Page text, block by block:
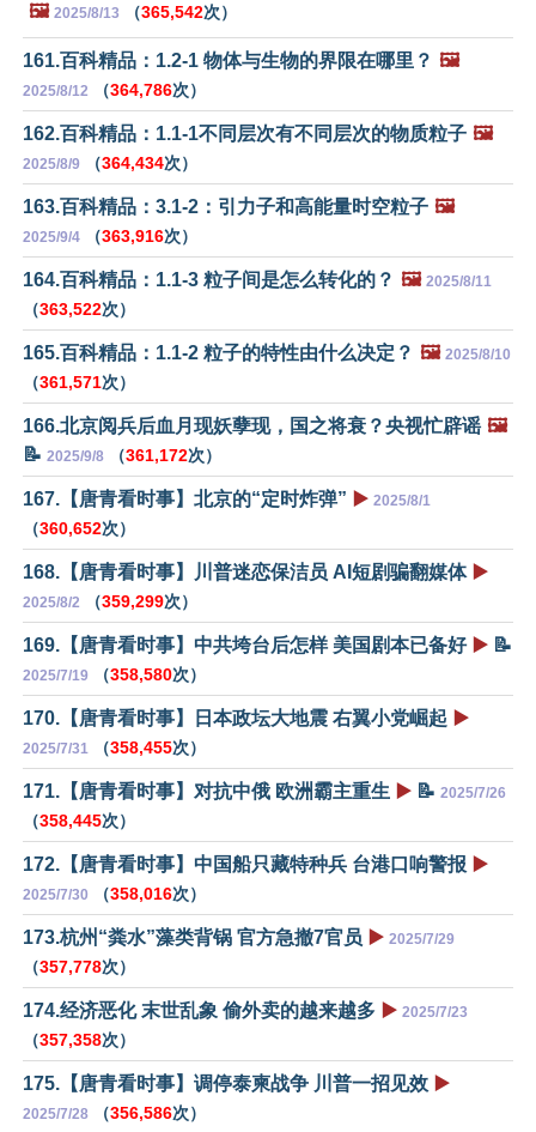
🖼️ 2025/8/13 （365,542次）
161.百科精品：1.2-1 物体与生物的界限在哪里？ 🖼️
2025/8/12 （364,786次）
162.百科精品：1.1-1不同层次有不同层次的物质粒子 🖼️
2025/8/9 （364,434次）
163.百科精品：3.1-2：引力子和高能量时空粒子 🖼️
2025/9/4 （363,916次）
164.百科精品：1.1-3 粒子间是怎么转化的？ 🖼️ 2025/8/11
（363,522次）
165.百科精品：1.1-2 粒子的特性由什么决定？ 🖼️ 2025/8/10
（361,571次）
166.北京阅兵后血月现妖孽现，国之将衰？央视忙辟谣 🖼️
📝 2025/9/8 （361,172次）
167.【唐青看时事】北京的“定时炸弹” ▶️ 2025/8/1
（360,652次）
168.【唐青看时事】川普迷恋保洁员 AI短剧骗翻媒体 ▶️
2025/8/2 （359,299次）
169.【唐青看时事】中共垮台后怎样 美国剧本已备好 ▶️ 📝
2025/7/19 （358,580次）
170.【唐青看时事】日本政坛大地震 右翼小党崛起 ▶️
2025/7/31 （358,455次）
171.【唐青看时事】对抗中俄 欧洲霸主重生 ▶️ 📝 2025/7/26
（358,445次）
172.【唐青看时事】中国船只藏特种兵 台港口响警报 ▶️
2025/7/30 （358,016次）
173.杭州“粪水”藻类背锅 官方急撤7官员 ▶️ 2025/7/29
（357,778次）
174.经济恶化 末世乱象 偷外卖的越来越多 ▶️ 2025/7/23
（357,358次）
175.【唐青看时事】调停泰柬战争 川普一招见效 ▶️
2025/7/28 （356,586次）